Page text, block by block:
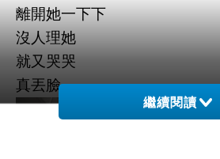
離開她一下下
沒人理她
就又哭哭
真丟臉
繼續閱讀